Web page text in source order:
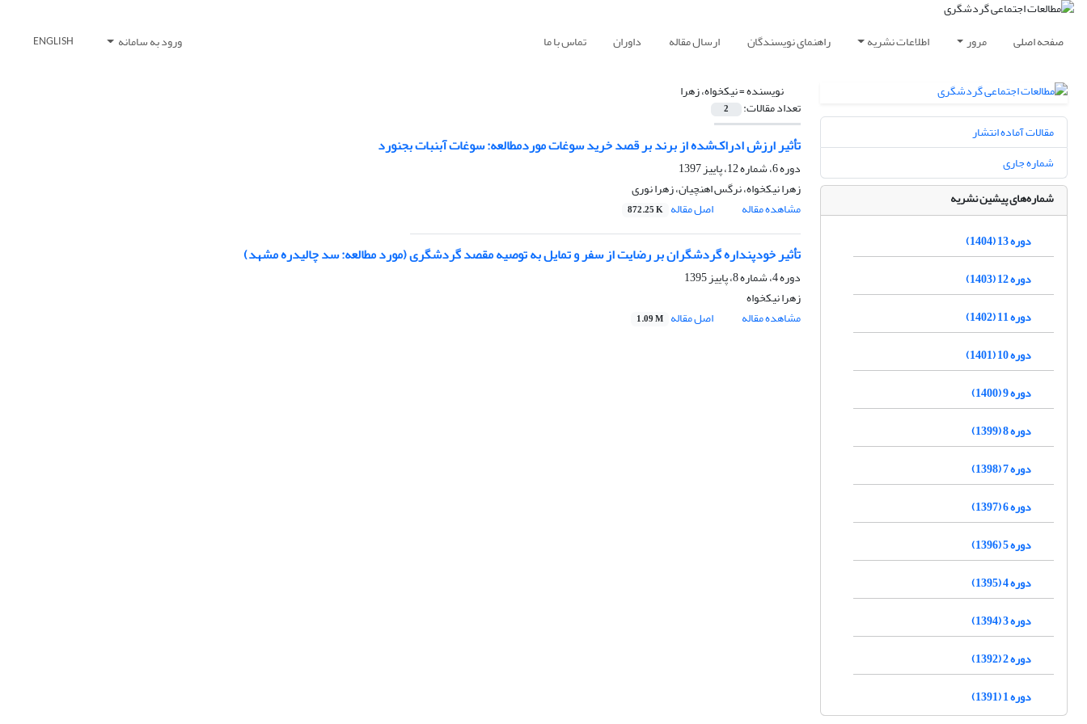
صفحه اصلی مرور اطلاعات نشریه راهنمای نویسندگان ارسال مقاله داوران تماس با ما ورود به سامانه ENGLISH
نویسنده =نیکخواه، زهرا
تعداد مقالات: 2
تأثیر ارزش ادراک‌شده از برند بر قصد خرید سوغات موردمطالعه: سوغات آبنبات بجنورد
دوره 6، شماره 12، پاییز 1397
زهرا نیکخواه، نرگس اهنچیان، زهرا نوری
مشاهده مقاله
اصل مقاله 872.25 K
تأثیر خودپنداره گردشگران بر رضایت از سفر و تمایل به توصیه مقصد گردشگری (مورد مطالعه: سد چالیدره مشهد)
دوره 4، شماره 8، پاییز 1395
زهرا نیکخواه
مشاهده مقاله
اصل مقاله 1.09 M
مقالات آماده انتشار
شماره جاری
شماره‌های پیشین نشریه
دوره 13 (1404)
دوره 12 (1403)
دوره 11 (1402)
دوره 10 (1401)
دوره 9 (1400)
دوره 8 (1399)
دوره 7 (1398)
دوره 6 (1397)
دوره 5 (1396)
دوره 4 (1395)
دوره 3 (1394)
دوره 2 (1392)
دوره 1 (1391)